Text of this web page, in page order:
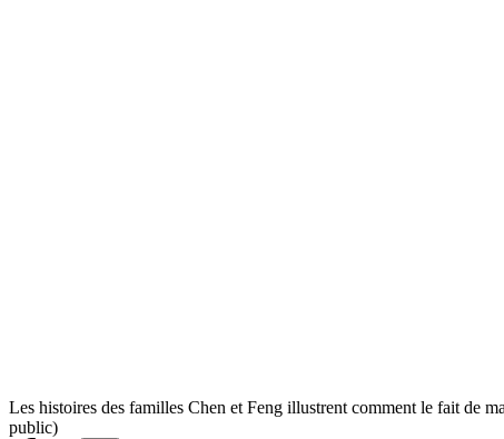
Les histoires des familles Chen et Feng illustrent comment le fait de
public)